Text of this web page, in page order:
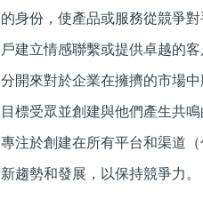
的身份，使產品或服務從競爭
戶建立情感聯繫或提供卓越的
分開來對於企業在擁擠的市場
目標受眾並創建與他們產生共
專注於創建在所有平台和渠道
新趨勢和發展，以保持競爭力。